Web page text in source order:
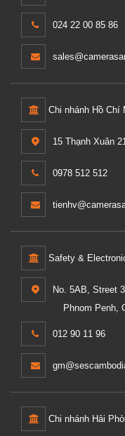
024 22 00 85 86
Chi nhánh Hồ Chí
15 Thạnh Xuân
0978 512 512
Safety &
No. 5AB, Street
Phnom Penh,
012 90 11 96
Chi nhánh Hải